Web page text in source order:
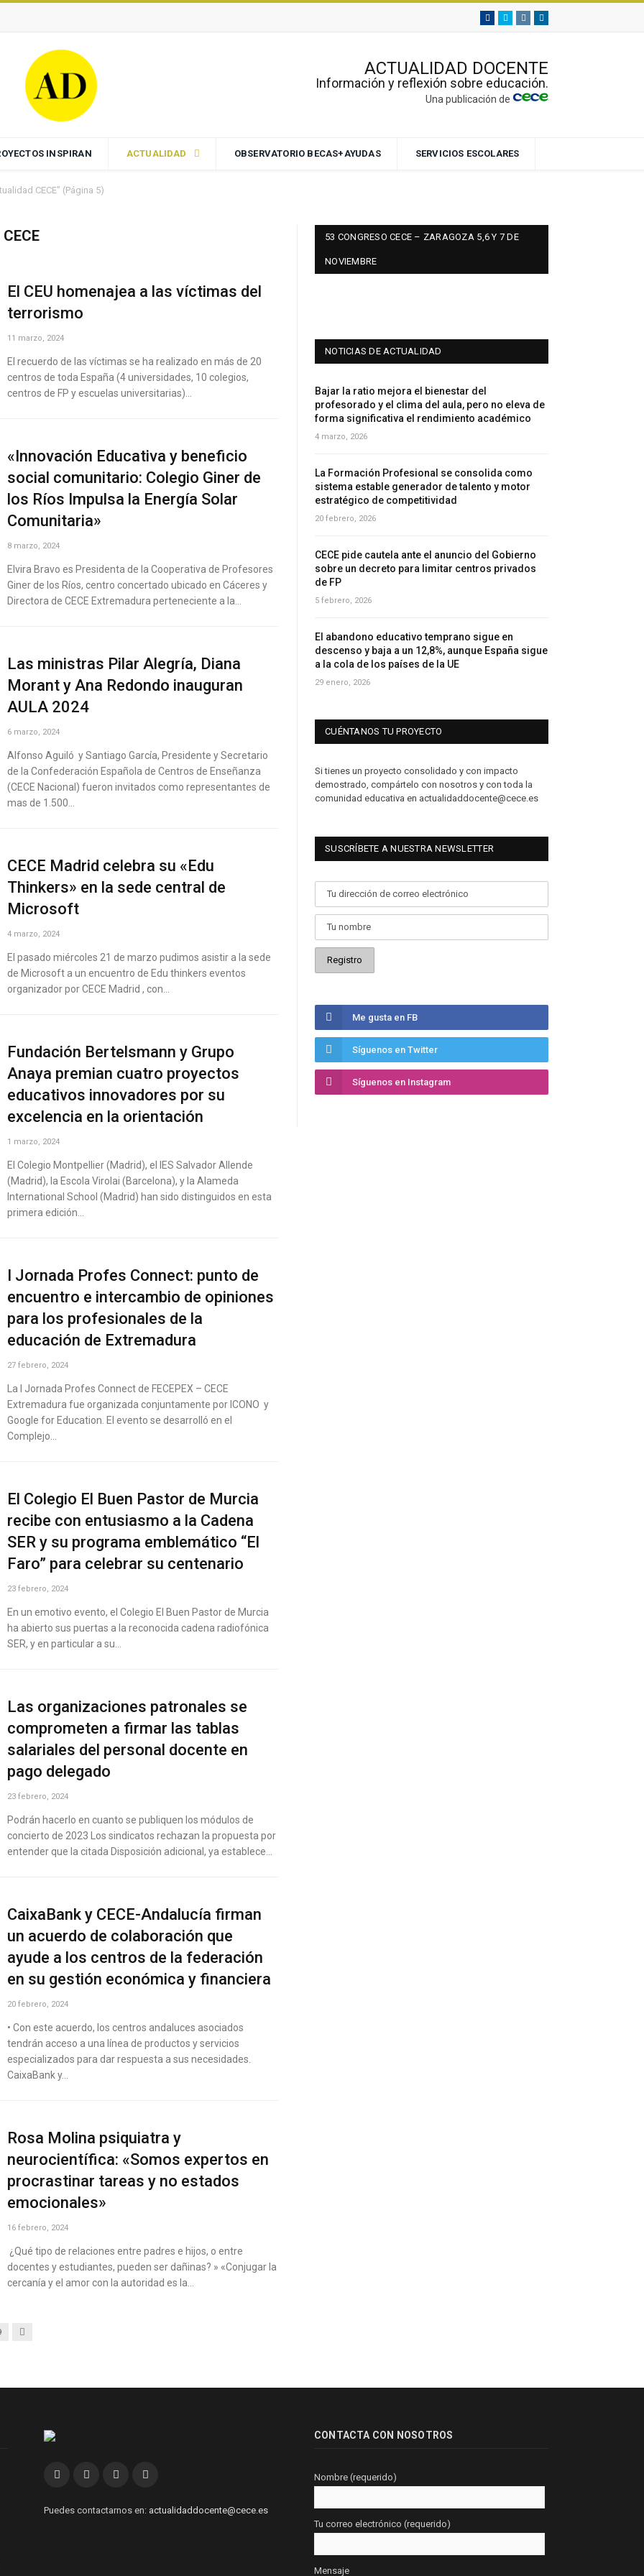
Facebook
TwitterInstagramLinkedin
ACTUALIDAD DOCENTE
Información y reflexión sobre educación.
Una publicación de
INSPIRAN ACTUALIDAD OBSERVATORIO BECAS+AYUDAS SERVICIOS ESCOLARES
CECE" (Página 5)
El CEU homenajea a las víctimas del
terrorismo
11 marzo, 2024
El recuerdo de las víctimas se ha realizado en más de 20
centros de toda España (4 universidades, 10 colegios,
centros de FP y escuelas universitarias)…
«Innovación Educativa y beneficio
social comunitario: Colegio Giner de
los Ríos Impulsa la Energía Solar
Comunitaria»
8 marzo, 2024
Elvira Bravo es Presidenta de la Cooperativa de Profesores
Giner de los Ríos, centro concertado ubicado en Cáceres y
Directora de CECE Extremadura perteneciente a la…
Las ministras Pilar Alegría, Diana
Morant y Ana Redondo inauguran
AULA 2024
6 marzo, 2024
Alfonso Aguiló y Santiago García, Presidente y Secretario
de la Confederación Española de Centros de Enseñanza
(CECE Nacional) fueron invitados como representantes de
mas de 1.500…
CECE Madrid celebra su «Edu
Thinkers» en la sede central de
Microsoft
4 marzo, 2024
El pasado miércoles 21 de marzo pudimos asistir a la sede
de Microsoft a un encuentro de Edu thinkers eventos
organizador por CECE Madrid , con…
Fundación Bertelsmann y Grupo
Anaya premian cuatro proyectos
educativos innovadores por su
excelencia en la orientación
1 marzo, 2024
El Colegio Montpellier (Madrid), el IES Salvador Allende
(Madrid), la Escola Virolai (Barcelona), y la Alameda
International School (Madrid) han sido distinguidos en esta
primera edición…
I Jornada Profes Connect: punto de
encuentro e intercambio de opiniones
para los profesionales de la
educación de Extremadura
27 febrero, 2024
La I Jornada Profes Connect de FECEPEX – CECE
Extremadura fue organizada conjuntamente por ICONO y
Google for Education. El evento se desarrolló en el
Complejo…
El Colegio El Buen Pastor de Murcia
recibe con entusiasmo a la Cadena
SER y su programa emblemático “El
Faro” para celebrar su centenario
23 febrero, 2024
En un emotivo evento, el Colegio El Buen Pastor de Murcia
ha abierto sus puertas a la reconocida cadena radiofónica
SER, y en particular a su…
Las organizaciones patronales se
comprometen a firmar las tablas
salariales del personal docente en
pago delegado
23 febrero, 2024
Podrán hacerlo en cuanto se publiquen los módulos de
concierto de 2023 Los sindicatos rechazan la propuesta por
entender que la citada Disposición adicional, ya establece…
CaixaBank y CECE-Andalucía firman
un acuerdo de colaboración que
ayude a los centros de la federación
en su gestión económica y financiera
20 febrero, 2024
• Con este acuerdo, los centros andaluces asociados
tendrán acceso a una línea de productos y servicios
especializados para dar respuesta a sus necesidades.
CaixaBank y…
Rosa Molina psiquiatra y
neurocientífica: «Somos expertos en
procrastinar tareas y no estados
emocionales»
16 febrero, 2024
¿Qué tipo de relaciones entre padres e hijos, o entre
docentes y estudiantes, pueden ser dañinas? » «Conjugar la
cercanía y el amor con la autoridad es la…
Siguiente
53 CONGRESO CECE – ZARAGOZA 5,6 Y 7 DE
NOVIEMBRE
NOTICIAS DE ACTUALIDAD
Bajar la ratio mejora el bienestar del
profesorado y el clima del aula, pero no eleva de
forma significativa el rendimiento académico
4 marzo, 2026
La Formación Profesional se consolida como
sistema estable generador de talento y motor
estratégico de competitividad
20 febrero, 2026
CECE pide cautela ante el anuncio del Gobierno
sobre un decreto para limitar centros privados
de FP
5 febrero, 2026
El abandono educativo temprano sigue en
descenso y baja a un 12,8%, aunque España sigue
a la cola de los países de la UE
29 enero, 2026
CUÉNTANOS TU PROYECTO
Si tienes un proyecto consolidado y con impacto
demostrado, compártelo con nosotros y con toda la
comunidad educativa en actualidaddocente@cece.es
SUSCRÍBETE A NUESTRA NEWSLETTER
Me gusta en FB
Síguenos en Twitter
Síguenos en Instagram
FacebookTwitterInstagramLinkedin
Puedes contactarnos en: actualidaddocente@cece.es
CONTACTA CON NOSOTROS
Nombre (requerido)
Tu correo electrónico (requerido)
Mensaje